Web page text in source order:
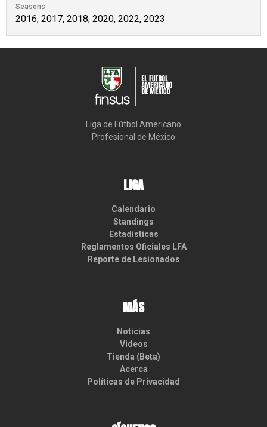
Seasons
2016, 2017, 2018, 2020, 2022, 2023
Liga de Fútbol Americano
Profesional de México
LIGA
Calendario
Standings
Estadísticas
Reglamentos Oficiales LFA
Reporte de Lesionados
MÁS
Noticias
Videos
Tienda (Beta)
Acerca
Políticas de Privacidad